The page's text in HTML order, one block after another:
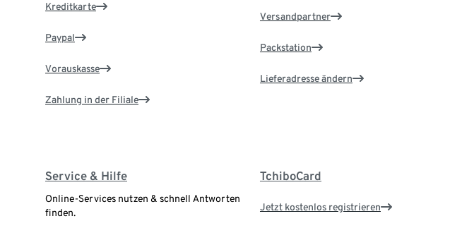
Kreditkarte
Paypal
Vorauskasse
Zahlung in der Filiale
Versandpartner
Packstation
Lieferadresse ändern
Service & Hilfe
Online-Services nutzen & schnell Antworten
finden.
TchiboCard
Jetzt kostenlos registrieren